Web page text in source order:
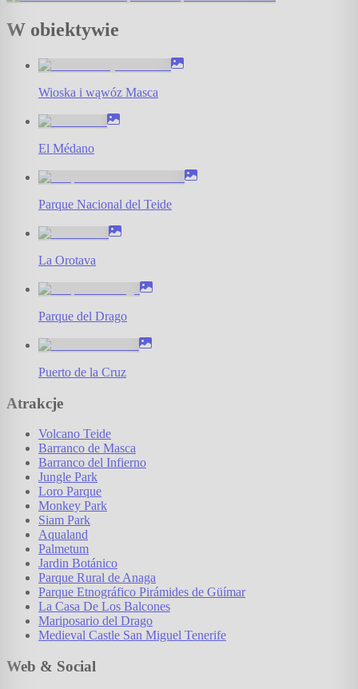
W obiektywie
Wioska i wąwóz Masca
El Médano
Parque Nacional del Teide
La Orotava
Parque del Drago
Puerto de la Cruz
Atrakcje
Volcano Teide
Barranco de Masca
Barranco del Infierno
Jungle Park
Loro Parque
Monkey Park
Siam Park
Aqualand
Palmetum
Jardin Botánico
Parque Rural de Anaga
Parque Etnográfico Pirámides de Güímar
La Casa De Los Balcones
Mariposario del Drago
Medieval Castle San Miguel Tenerife
Web & Social